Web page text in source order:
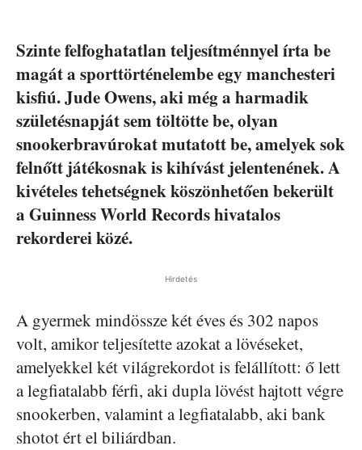
Szinte felfoghatatlan teljesítménnyel írta be
magát a sporttörténelembe egy manchesteri
kisfiú. Jude Owens, aki még a harmadik
születésnapját sem töltötte be, olyan
snookerbravúrokat mutatott be, amelyek sok
felnőtt játékosnak is kihívást jelentenének. A
kivételes tehetségnek köszönhetően bekerült
a Guinness World Records hivatalos
rekorderei közé.
Hirdetés
A gyermek mindössze két éves és 302 napos
volt, amikor teljesítette azokat a lövéseket,
amelyekkel két világrekordot is felállított: ő lett
a legfiatalabb férfi, aki dupla lövést hajtott végre
snookerben, valamint a legfiatalabb, aki bank
shotot ért el biliárdban.